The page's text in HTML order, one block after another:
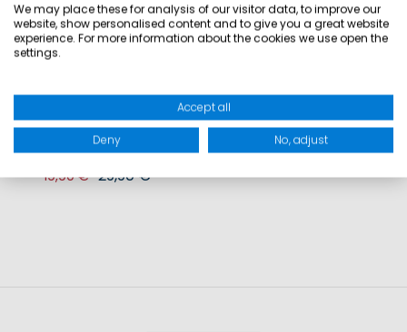
GC32 TEC PROMO CAP
19,90 € 29,90 €
We may place these for analysis of our visitor data, to improve our
website, show personalised content and to give you a great website
experience. For more information about the cookies we use open the
settings.
Accept all
Deny No, adjust